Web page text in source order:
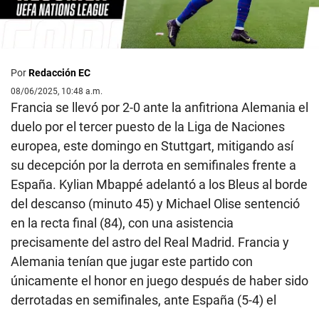
PorRedacción EC
08/06/2025, 10:48 a.m.
Francia se llevó por 2-0 ante la anfitriona Alemania el
duelo por el tercer puesto de la Liga de Naciones
europea, este domingo en Stuttgart, mitigando así
su decepción por la derrota en semifinales frente a
España. Kylian Mbappé adelantó a los Bleus al borde
del descanso (minuto 45) y Michael Olise sentenció
en la recta final (84), con una asistencia
precisamente del astro del Real Madrid. Francia y
Alemania tenían que jugar este partido con
únicamente el honor en juego después de haber sido
derrotadas en semifinales, ante España (5-4) el